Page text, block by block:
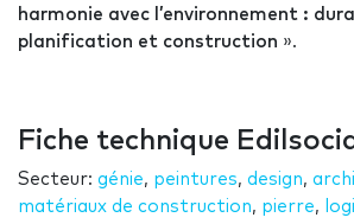
harmonie avec l’environnement :
planification et construction ».
Fiche technique
Secteur: génie, peintures, design,
matériaux de construction, pierre,